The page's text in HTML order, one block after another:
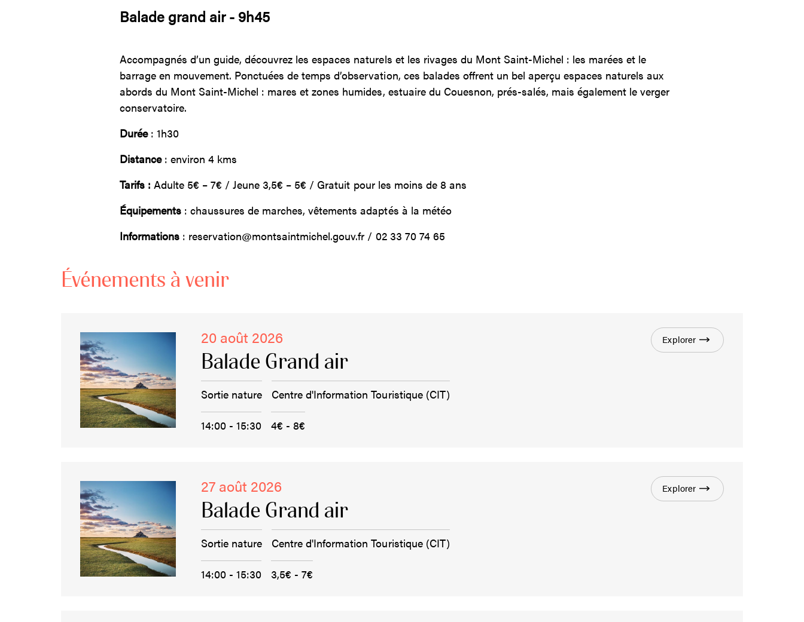
Balade grand air - 9h45
Accompagnés d’un guide, découvrez les espaces naturels et les rivages du Mont Saint-Michel : les marées et le
barrage en mouvement. Ponctuées de temps d’observation, ces balades offrent un bel aperçu espaces naturels aux
abords du Mont Saint-Michel : mares et zones humides, estuaire du Couesnon, prés-salés, mais également le verger
conservatoire.
Durée : 1h30
Distance : environ 4 kms
Tarifs : Adulte 5€ – 7€ / Jeune 3,5€ – 5€ / Gratuit pour les moins de 8 ans
Équipements : chaussures de marches, vêtements adaptés à la météo
Informations : reservation@montsaintmichel.gouv.fr / 02 33 70 74 65
Événements à venir
20 août 2026
Balade Grand air
Sortie nature Centre d'Information Touristique (CIT)
14:00 - 15:30 4€ - 8€
Explorer
27 août 2026
Balade Grand air
Sortie nature Centre d'Information Touristique (CIT)
14:00 - 15:30 3,5€ - 7€
Explorer